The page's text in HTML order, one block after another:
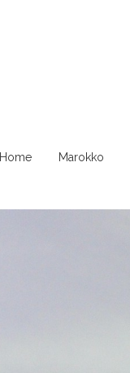
Home Marokko